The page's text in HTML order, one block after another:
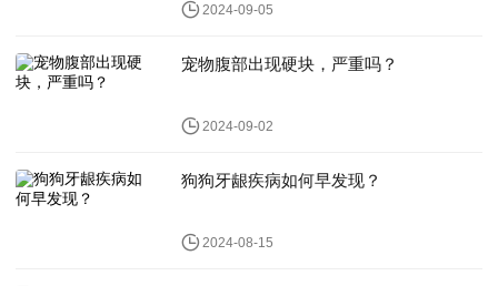
2024-09-05
宠物腹部出现硬块，严重吗？
2024-09-02
狗狗牙龈疾病如何早发现？
2024-08-15